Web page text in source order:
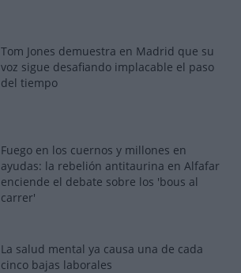
Tom Jones demuestra en Madrid que su
voz sigue desafiando implacable el paso
del tiempo
Fuego en los cuernos y millones en
ayudas: la rebelión antitaurina en Alfafar
enciende el debate sobre los 'bous al
carrer'
La salud mental ya causa una de cada
cinco bajas laborales